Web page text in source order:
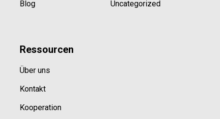
Blog Uncategorized
Ressourcen
Über uns
Kontakt
Kooperation